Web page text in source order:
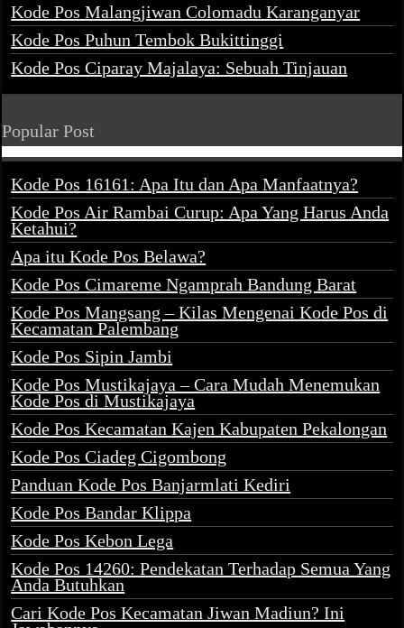
Kode Pos Malangjiwan Colomadu Karanganyar
Kode Pos Puhun Tembok Bukittinggi
Kode Pos Ciparay Majalaya: Sebuah Tinjauan
Popular Post
Kode Pos 16161: Apa Itu dan Apa Manfaatnya?
Kode Pos Air Rambai Curup: Apa Yang Harus Anda
Ketahui?
Apa itu Kode Pos Belawa?
Kode Pos Cimareme Ngamprah Bandung Barat
Kode Pos Mangsang – Kilas Mengenai Kode Pos di
Kecamatan Palembang
Kode Pos Sipin Jambi
Kode Pos Mustikajaya – Cara Mudah Menemukan
Kode Pos di Mustikajaya
Kode Pos Kecamatan Kajen Kabupaten Pekalongan
Kode Pos Ciadeg Cigombong
Panduan Kode Pos Banjarmlati Kediri
Kode Pos Bandar Klippa
Kode Pos Kebon Lega
Kode Pos 14260: Pendekatan Terhadap Semua Yang
Anda Butuhkan
Cari Kode Pos Kecamatan Jiwan Madiun? Ini